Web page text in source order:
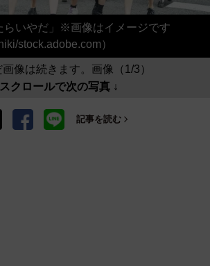
らいやだ」※画像はイメージです
stock.adobe.com）
画像は続きます。画像（1/3）
クロールで次の写真 ↓
記事を読む